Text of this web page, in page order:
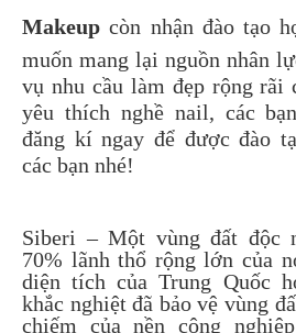
Makeup còn nhận đào tạo
muốn mang lại nguồn nhân
vụ nhu cầu làm đẹp rộng rãi
yêu thích nghề nail, các
đăng kí ngay để được đào
các bạn nhé!
Siberi – Một vùng đất độc
70% lãnh thổ rộng lớn của
diện tích của Trung Quốc
khắc nghiệt đã bảo vệ vùng
chiếm của nền công